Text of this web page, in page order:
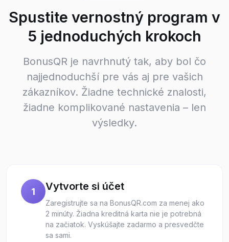
Spustite vernostný program v
5 jednoduchých krokoch
BonusQR je navrhnutý tak, aby bol čo
najjednoduchší pre vás aj pre vašich
zákazníkov. Žiadne technické znalosti,
žiadne komplikované nastavenia – len
výsledky.
1 Vytvorte si účet
Zaregistrujte sa na BonusQR.com za menej ako
2 minúty. Žiadna kreditná karta nie je potrebná
na začiatok. Vyskúšajte zadarmo a presvedčte
sa sami.